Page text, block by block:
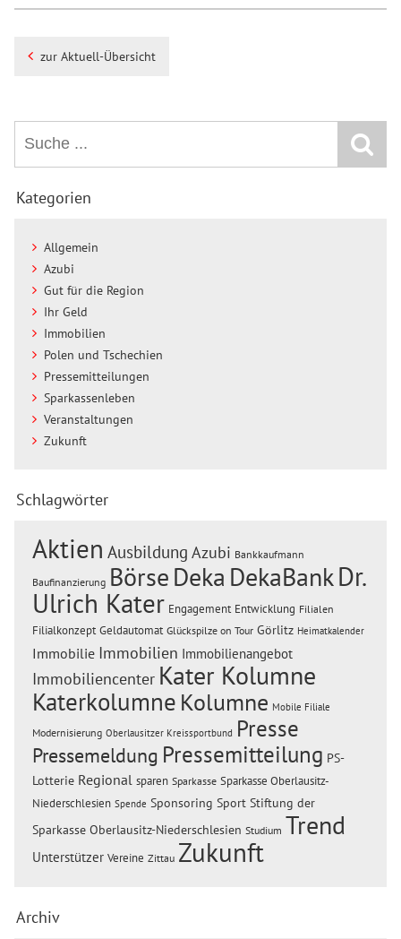
zur Aktuell-Übersicht
Kategorien
Allgemein
Azubi
Gut für die Region
Ihr Geld
Immobilien
Polen und Tschechien
Pressemitteilungen
Sparkassenleben
Veranstaltungen
Zukunft
Schlagwörter
Aktien Ausbildung Azubi Bankkaufmann
Baufinanzierung BörseDeka DekaBankDr.
Ulrich Kater Engagement Entwicklung Filialen
Filialkonzept Geldautomat Glückspilze on Tour Görlitz Heimatkalender
Immobilie Immobilien Immobilienangebot
Immobiliencenter Kater Kolumne
Katerkolumne Kolumne Mobile Filiale
Modernisierung Oberlausitzer Kreissportbund Presse
Pressemeldung Pressemitteilung PS-
Lotterie Regional sparen Sparkasse Sparkasse Oberlausitz-
Niederschlesien Spende Sponsoring Sport Stiftung der
Sparkasse Oberlausitz-Niederschlesien Studium Trend
Unterstützer Vereine Zittau Zukunft
Archiv